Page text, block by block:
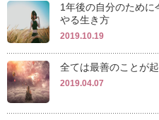
1年後の自分のため
やる生き方
2019.10.19
全ては最善のことが
2019.04.07